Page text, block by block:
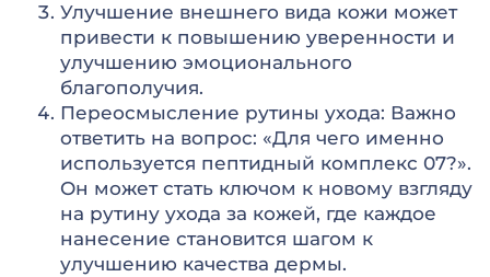
Улучшение внешнего вида кожи может
привести к повышению уверенности и
улучшению эмоционального
благополучия.
Переосмысление рутины ухода: Важно
ответить на вопрос: «Для чего именно
используется пептидный комплекс 07?».
Он может стать ключом к новому взгляду
на рутину ухода за кожей, где каждое
нанесение становится шагом к
улучшению качества дермы.